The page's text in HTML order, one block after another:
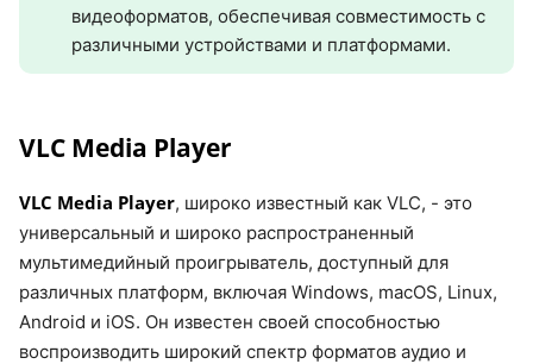
видеоформатов, обеспечивая совместимость с
различными устройствами и платформами.
VLC Media Player
VLC Media Player, широко известный как VLC, - это
универсальный и широко распространенный
мультимедийный проигрыватель, доступный для
различных платформ, включая Windows, macOS, Linux,
Android и iOS. Он известен своей способностью
воспроизводить широкий спектр форматов аудио и